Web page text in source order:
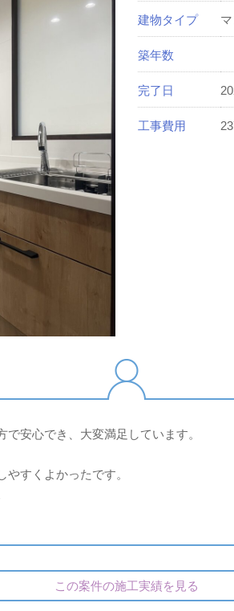
建物タイプ
築年数
完了日
工事費用
安心でき、大変満足しています。
すくよかったです。
この案件の施工実績を見る